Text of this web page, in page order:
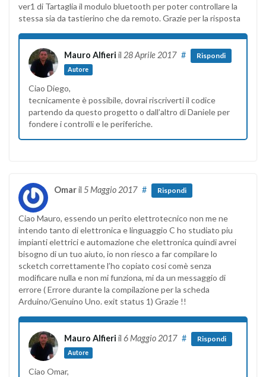
ver1 di Tartaglia il modulo bluetooth per poter controllare la
stessa sia da tastierino che da remoto. Grazie per la risposta
Mauro Alfieri il 28 Aprile 2017
Autore
# Rispondi
Ciao Diego,
tecnicamente è possibile, dovrai riscriverti il codice
partendo da questo progetto o dall’altro di Daniele per
fondere i controlli e le periferiche.
Omaril 5 Maggio 2017 # Rispondi
Ciao Mauro, essendo un perito elettrotecnico non me ne
intendo tanto di elettronica e linguaggio C ho studiato piu
impianti elettrici e automazione che elettronica quindi avrei
bisogno di un tuo aiuto, io non riesco a far compilare lo
scketch correttamente l’ho copiato cosi comè senza
modificare nulla e non mi funziona, mi da un messaggio di
errore ( Errore durante la compilazione per la scheda
Arduino/Genuino Uno. exit status 1) Grazie !!
Mauro Alfieri il 6 Maggio 2017
Autore
# Rispondi
Ciao Omar,